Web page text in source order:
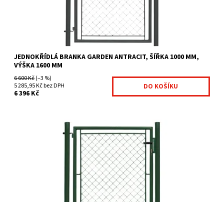
JEDNOKŘÍDLÁ BRANKA GARDEN ANTRACIT, ŠÍŘKA 1000 MM,
VÝŠKA 1600 MM
6 600 Kč(–3 %)
5 285,95 Kč bez DPH
6 396 Kč
Branky Garden jsou určeny zejména jako efektivní a ekonomicky
výhodné řešení vchodů na Váš pozemek jsou...
Na centrálním skladě
GAR6-281
Fence consulting